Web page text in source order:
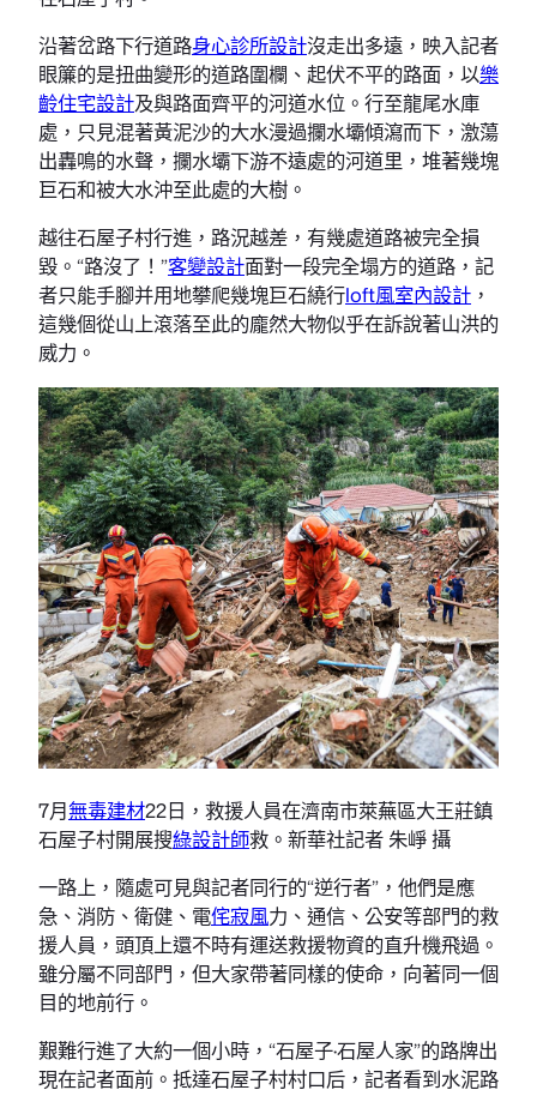
沿著岔路下行道路身心診所設計沒走出多遠，映入記者
眼簾的是扭曲變形的道路圍欄、起伏不平的路面，以樂
齡住宅設計及與路面齊平的河道水位。行至龍尾水庫
處，只見混著黃泥沙的大水漫過攔水壩傾瀉而下，激蕩
出轟鳴的水聲，攔水壩下游不遠處的河道里，堆著幾塊
巨石和被大水沖至此處的大樹。
越往石屋子村行進，路況越差，有幾處道路被完全損
毀。“路沒了！”客變設計面對一段完全塌方的道路，記
者只能手腳并用地攀爬幾塊巨石繞行loft風室內設計 ，
這幾個從山上滾落至此的龐然大物似乎在訴說著山洪的
威力。
7月無毒建材22日，救援人員在濟南市萊蕪區大王莊鎮
石屋子村開展搜綠設計師救。新華社記者 朱崢 攝
一路上，隨處可見與記者同行的“逆行者”，他們是應
急、消防、衛健、電侘寂風力、通信、公安等部門的救
援人員，頭頂上還不時有運送救援物資的直升機飛過。
雖分屬不同部門，但大家帶著同樣的使命，向著同一個
目的地前行。
艱難行進了大約一個小時，“石屋子·石屋人家”的路牌出
現在記者面前。抵達石屋子村村口后，記者看到水泥路